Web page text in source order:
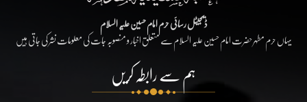
ڈیجیٹل رسائی حرم امام حسین علیہ السلام
یہاں حرم مطہر حضرت امام حسین علیہ السلام سے متعلق اخبار و منصوبہ جات کی معلومات نشر کی جاتی ہیں
ہم سے رابطہ کریں